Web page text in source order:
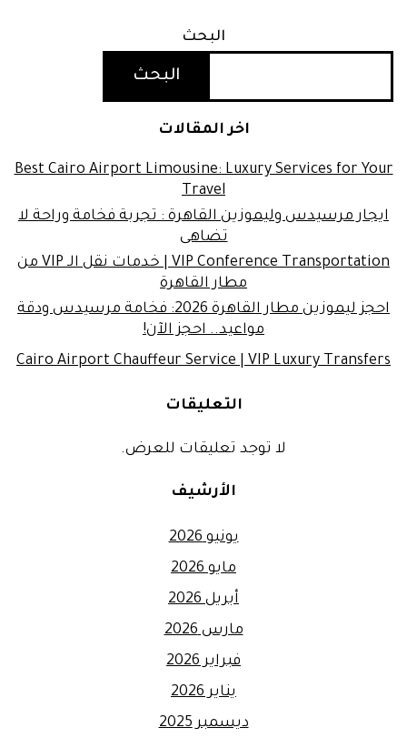
البحث
البحث
اخر المقالات
Best Cairo Airport Limousine: Luxury Services for Your
Travel
ايجار مرسيدس وليموزين القاهرة : تجربة فخامة وراحة لا
تضاهى
VIP Conference Transportation | خدمات نقل الـ VIP من
مطار القاهرة
احجز ليموزين مطار القاهرة 2026: فخامة مرسيدس ودقة
مواعيد.. احجز الآن!
Cairo Airport Chauffeur Service | VIP Luxury Transfers
التعليقات
لا توجد تعليقات للعرض.
الأرشيف
يونيو 2026
مايو 2026
أبريل 2026
مارس 2026
فبراير 2026
يناير 2026
ديسمبر 2025